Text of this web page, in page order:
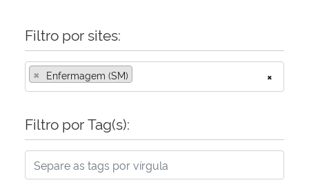
Filtro por sites:
×
× Enfermagem (SM)
Filtro por Tag(s):